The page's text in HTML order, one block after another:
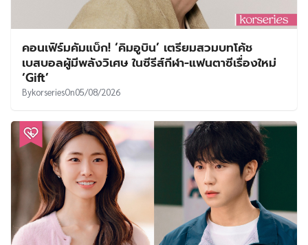
คอนเฟิร์มคัมแบ็ก! ‘คิมอูบิน’ เตรียมสวมบทโค้ช
เบสบอลผู้มีพลังวิเศษ ในซีรีส์กีฬา-แฟนตาซีเรื่องใหม่
‘Gift’
BykorseriesOn05/08/2026